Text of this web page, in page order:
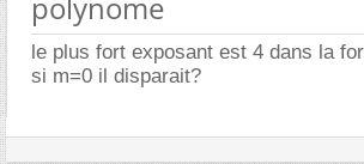
le plus fort exposant est 4 dans la
si m=0 il disparait?